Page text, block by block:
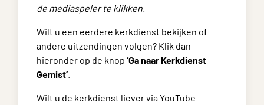
de mediaspeler te klikken
Wilt u een eerdere kerkdienst bekijken of
andere uitzendingen volgen? Klik dan
hieronder op de knop ‘Ga naar Kerkdienst
Gemist’
Wilt u de kerkdienst liever via YouTube